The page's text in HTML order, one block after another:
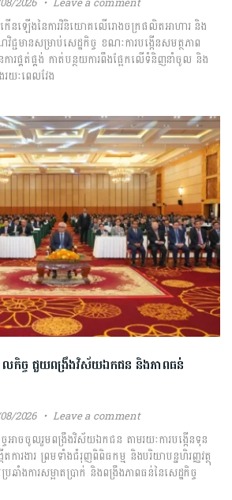
ើនឡើង​នៃ​ការ​វិនិយោគ​លើ​រោងចក្រ​ផលិត​អាហារ​ និង​
ជ្ជមាន​សម្រាប់​សេដ្ឋកិច្ច​ ​ខណៈ​ការ​បង្កើន​សមត្ថភាព​
រ​ផ្គត់ផ្គង់​ ​កាត់បន្ថយ​ការ​ពឹងផ្អែក​លើ​ទំនិញ​នាំចូល​ ​និង​
យៈពេល​វែង​
លកិច្ច ​ជួយ​ពង្រឹង​វិស័យ​ឯកជន ​និង​ភាព​ធន់​
2026 Leave a comment
អាច​ចូលរួម​ពង្រឹង​វិស័យ​ឯកជន ​តាមរយៈ​ការ​បង្កើន​ទុន​
ារងារ​ ព្រមទាំង​ជំរុញ​ពិពិធកម្ម​ ​និង​បរិយា​បន្ន​ហិរញ្ញវត្ថុ
ង​ការ​សម្អាត​ប្រាក់​ ​និង​ពង្រឹង​ភាព​ធន់​នៃ​សេដ្ឋកិច្ច​